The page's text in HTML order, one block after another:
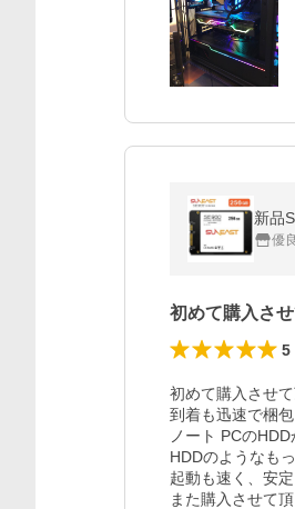
新品
優
初めて購入さ
5
初めて購入させて
到着も迅速で梱
ノート PCの
HDDのようなも
起動も速く、安定
また購入させて